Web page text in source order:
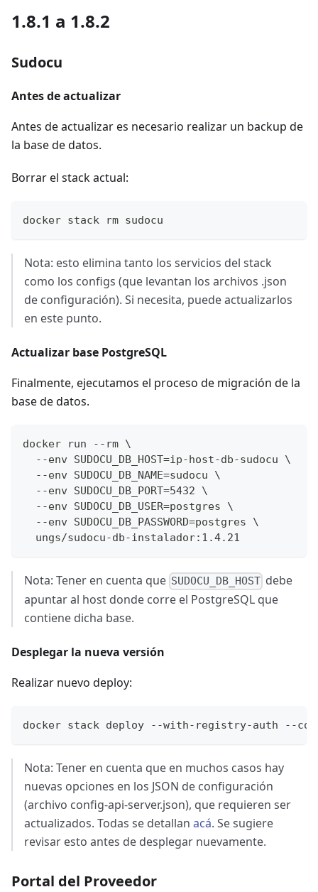
1.8.1 a 1.8.2
Sudocu
Antes de actualizar
Antes de actualizar es necesario realizar un backup de
la base de datos.
Borrar el stack actual:
docker stack rm sudocu
Nota: esto elimina tanto los servicios del stack
como los configs (que levantan los archivos .json
de configuración). Si necesita, puede actualizarlos
en este punto.
Actualizar base PostgreSQL
Finalmente, ejecutamos el proceso de migración de la
base de datos.
docker run --rm \
  --env SUDOCU_DB_HOST=ip-host-db-sudocu \
  --env SUDOCU_DB_NAME=sudocu \
  --env SUDOCU_DB_PORT=5432 \
  --env SUDOCU_DB_USER=postgres \
  --env SUDOCU_DB_PASSWORD=postgres \
  ungs/sudocu-db-instalador:1.4.21
Nota: Tener en cuenta que SUDOCU_DB_HOST debe
apuntar al host donde corre el PostgreSQL que
contiene dicha base.
Desplegar la nueva versión
Realizar nuevo deploy:
docker stack deploy --with-registry-auth --
Nota: Tener en cuenta que en muchos casos hay
nuevas opciones en los JSON de configuración
(archivo config-api-server.json), que requieren ser
actualizados. Todas se detallan acá. Se sugiere
revisar esto antes de desplegar nuevamente.
Portal del Proveedor